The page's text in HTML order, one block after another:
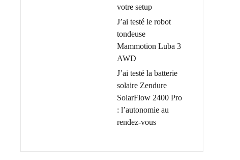
votre setup
J’ai testé le robot
tondeuse
Mammotion Luba 3
AWD
J’ai testé la batterie
solaire Zendure
SolarFlow 2400 Pro
: l’autonomie au
rendez-vous